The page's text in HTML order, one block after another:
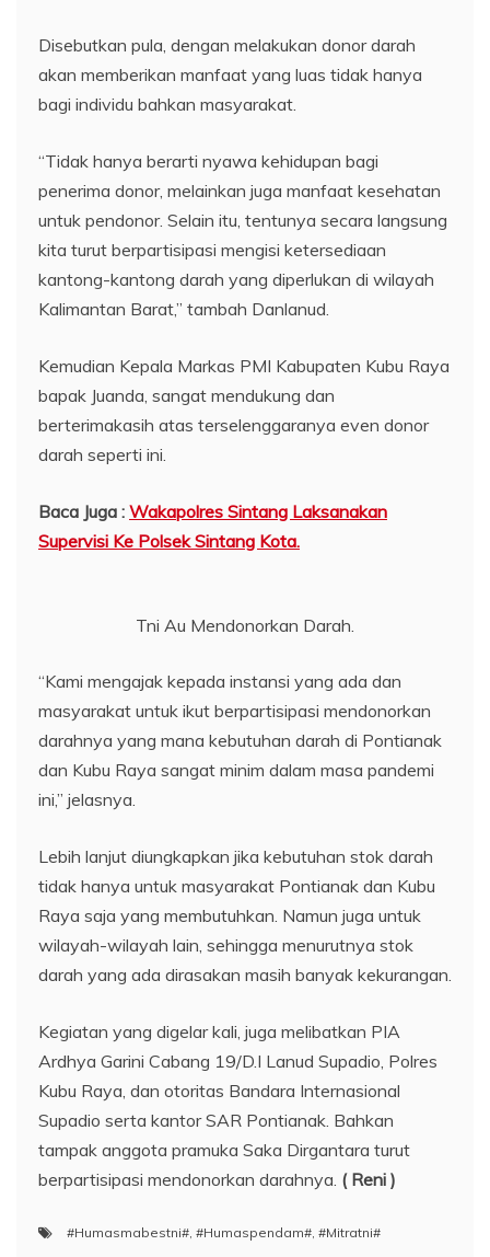
Disebutkan pula, dengan melakukan donor darah
akan memberikan manfaat yang luas tidak hanya
bagi individu bahkan masyarakat.
“Tidak hanya berarti nyawa kehidupan bagi
penerima donor, melainkan juga manfaat kesehatan
untuk pendonor. Selain itu, tentunya secara langsung
kita turut berpartisipasi mengisi ketersediaan
kantong-kantong darah yang diperlukan di wilayah
Kalimantan Barat,” tambah Danlanud.
Kemudian Kepala Markas PMI Kabupaten Kubu Raya
bapak Juanda, sangat mendukung dan
berterimakasih atas terselenggaranya even donor
darah seperti ini.
Baca Juga : Wakapolres Sintang Laksanakan
Supervisi Ke Polsek Sintang Kota.
Tni Au Mendonorkan Darah.
“Kami mengajak kepada instansi yang ada dan
masyarakat untuk ikut berpartisipasi mendonorkan
darahnya yang mana kebutuhan darah di Pontianak
dan Kubu Raya sangat minim dalam masa pandemi
ini,” jelasnya.
Lebih lanjut diungkapkan jika kebutuhan stok darah
tidak hanya untuk masyarakat Pontianak dan Kubu
Raya saja yang membutuhkan. Namun juga untuk
wilayah-wilayah lain, sehingga menurutnya stok
darah yang ada dirasakan masih banyak kekurangan.
Kegiatan yang digelar kali, juga melibatkan PIA
Ardhya Garini Cabang 19/D.I Lanud Supadio, Polres
Kubu Raya, dan otoritas Bandara Internasional
Supadio serta kantor SAR Pontianak. Bahkan
tampak anggota pramuka Saka Dirgantara turut
berpartisipasi mendonorkan darahnya. ( Reni )
#Humasmabestni# #Humaspendam# #Mitratni#